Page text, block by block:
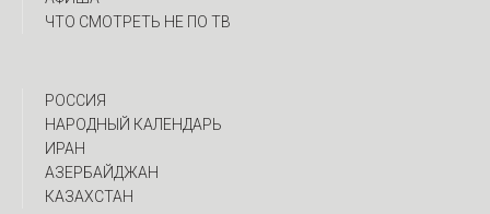
ЧТО СМОТРЕТЬ НЕ ПО ТВ
РОССИЯ
НАРОДНЫЙ КАЛЕНДАРЬ
ИРАН
АЗЕРБАЙДЖАН
КАЗАХСТАН